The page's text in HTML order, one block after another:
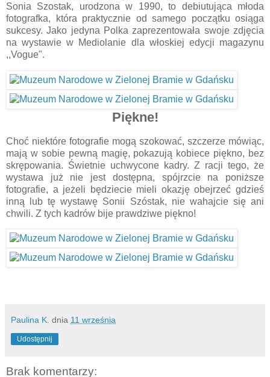
Sonia Szostak, urodzona w 1990, to debiutująca młoda
fotografka, która praktycznie od samego początku osiąga
sukcesy. Jako jedyna Polka zaprezentowała swoje zdjęcia
na wystawie w Mediolanie dla włoskiej edycji magazynu
,,Vogue".
Piękne!
Choć niektóre fotografie mogą szokować, szczerze mówiąc,
mają w sobie pewną magię, pokazują kobiece piękno, bez
skrępowania. Świetnie uchwycone kadry. Z racji tego, że
wystawa już nie jest dostępna, spójrzcie na poniższe
fotografie, a jeżeli będziecie mieli okazję obejrzeć gdzieś
inną lub tę wystawę Sonii Szóstak, nie wahajcie się ani
chwili. Z tych kadrów bije prawdziwe piękno!
Paulina K. dnia 11 września
Udostępnij
Brak komentarzy: